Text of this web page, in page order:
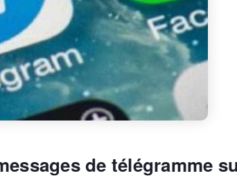
de télégramme